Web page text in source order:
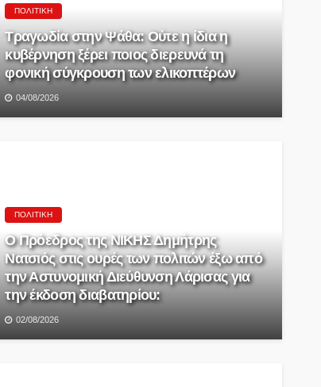
ΠΟΛΙΤΙΚΉ
Τραγωδία στην Ψάθα: Ούτε η ίδια η
κυβέρνηση ξέρει ποιος διερευνά τη
φονική σύγκρουση των ελικοπτέρων
04/08/2026
ΠΟΛΙΤΙΚΉ
Ο Πρόεδρος της ΝΙΚΗΣ Δημήτρης
Νατσιός στις ουρές των πολιτών έξω από
την Αστυνομική Διεύθυνση Λάρισας για
την έκδοση διαβατηρίου:
02/08/2026